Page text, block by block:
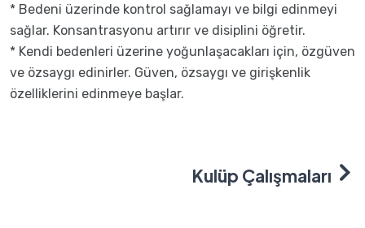
* Bedeni üzerinde kontrol sağlamayı ve bilgi edinmeyi
sağlar. Konsantrasyonu artırır ve disiplini öğretir.
* Kendi bedenleri üzerine yoğunlaşacakları için, özgüven
ve özsaygı edinirler. Güven, özsaygı ve girişkenlik
özelliklerini edinmeye başlar.
Kulüp Çalışmaları